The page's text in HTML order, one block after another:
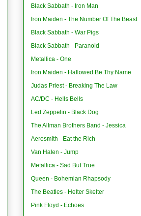
Black Sabbath - Iron Man
Iron Maiden - The Number Of The Beast
Black Sabbath - War Pigs
Black Sabbath - Paranoid
Metallica - One
Iron Maiden - Hallowed Be Thy Name
Judas Priest - Breaking The Law
AC/DC - Hells Bells
Led Zeppelin - Black Dog
The Allman Brothers Band - Jessica
Aerosmith - Eat the Rich
Van Halen - Jump
Metallica - Sad But True
Queen - Bohemian Rhapsody
The Beatles - Helter Skelter
Pink Floyd - Echoes